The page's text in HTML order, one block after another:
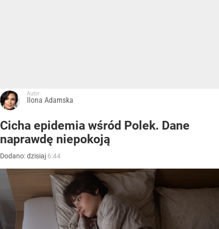
Autor:
Ilona Adamska
Cicha epidemia wśród Polek. Dane
naprawdę niepokoją
Dodano:dzisiaj 6:44